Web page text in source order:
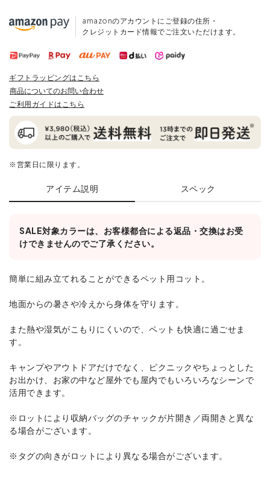
amazonのアカウントにご登録の住所・
クレジットカード情報でご注文いただけます。
ギフトラッピングはこちら
商品についてのお問い合わせ
ご利用ガイドはこちら
※営業日に限ります。
アイテム説明 スペック
SALE対象カラーは、お客様都合による返品・交換はお受
けできませんのでご了承ください。
簡単に組み立てれることができるペット用コット。
地面からの暑さや冷えから身体を守ります。
また熱や湿気がこもりにくいので、ペットも快適に過ごせま
す。
キャンプやアウトドアだけでなく、ピクニックやちょっとした
お出かけ、お家の中など屋外でも屋内でもいろいろなシーンで
活用できます。
※ロットにより収納バッグのチャックが片開き／両開きと異な
る場合がございます。
※タグの向きがロットにより異なる場合がございます。